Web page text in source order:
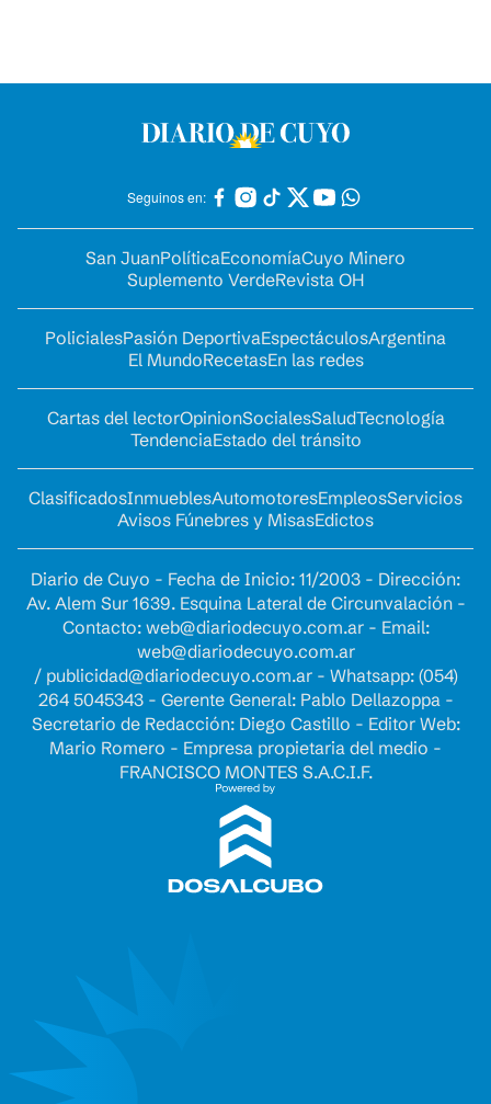
Seguinos en:
San JuanPolíticaEconomíaCuyo Minero
Suplemento VerdeRevista OH
PolicialesPasión DeportivaEspectáculosArgentina
El MundoRecetasEn las redes
Cartas del lectorOpinionSocialesSaludTecnología
TendenciaEstado del tránsito
ClasificadosInmueblesAutomotoresEmpleosServicios
Avisos Fúnebres y MisasEdictos
Diario de Cuyo - Fecha de Inicio: 11/2003 - Dirección:
Av. Alem Sur 1639. Esquina Lateral de Circunvalación -
Contacto: web@diariodecuyo.com.ar- Email:
web@diariodecuyo.com.ar
/ publicidad@diariodecuyo.com.ar- Whatsapp: (054)
264 5045343 - Gerente General: Pablo Dellazoppa -
Secretario de Redacción: Diego Castillo - Editor Web:
Mario Romero - Empresa propietaria del medio -
FRANCISCO MONTES S.A.C.I.F.